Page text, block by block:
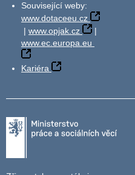
Související weby:
www.dotaceeu.cz
| www.opjak.cz
|
www.ec.europa.eu
Kariéra